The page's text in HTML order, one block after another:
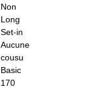
Non
Long
Set-in
Aucune
cousu
Basic
170